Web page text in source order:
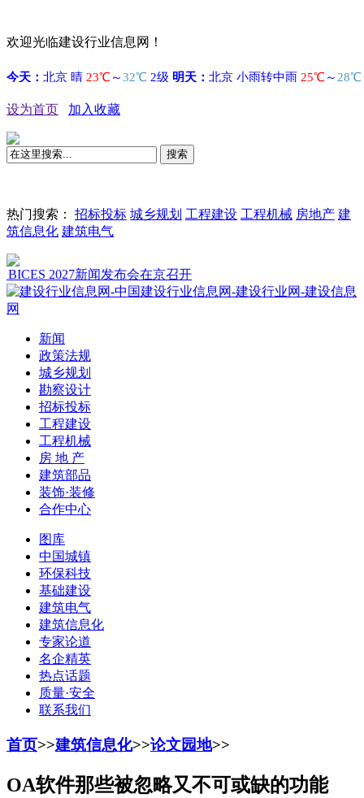
欢迎光临建设行业信息网！
设为首页 加入收藏
搜索
热门搜索： 招标投标 城乡规划 工程建设 工程机械 房地产 建
筑信息化 建筑电气
2027新闻发布会在京召开
新闻
政策法规
城乡规划
勘察设计
招标投标
工程建设
工程机械
房 地 产
建筑部品
装饰·装修
合作中心
图库
中国城镇
环保科技
基础建设
建筑电气
建筑信息化
专家论道
名企精英
热点话题
质量·安全
联系我们
首页>>建筑信息化>>论文园地>>
OA软件那些被忽略又不可或缺的功能